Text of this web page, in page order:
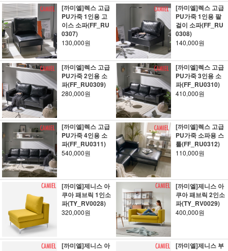
[까미엘]렉스 고급
PU가죽 1인용 고
이스 소파(FF_RU
0307)
130,000원
[까미엘]렉스 고급
PU가죽 1인용 팔
걸이 소파(FF_RU
0308)
140,000원
[까미엘]렉스 고급
PU가죽 2인용 소
파(FF_RU0309)
280,000원
[까미엘]렉스 고급
PU가죽 3인용 소
파(FF_RU0310)
410,000원
[까미엘]렉스 고급
PU가죽 4인용 소
파(FF_RU0311)
540,000원
[까미엘]렉스 고급
PU가죽 소파용 스
툴(FF_RU0312)
110,000원
[까미엘]제니스 아
쿠아 패브릭 1인소
파(TY_RV0028)
320,000원
[까미엘]제니스 아
쿠아 패브릭 2인소
파(TY_RV0029)
400,000원
[까미엘]제니스 아
[까미엘]제니스 부